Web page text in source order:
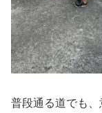
普段通る道でも